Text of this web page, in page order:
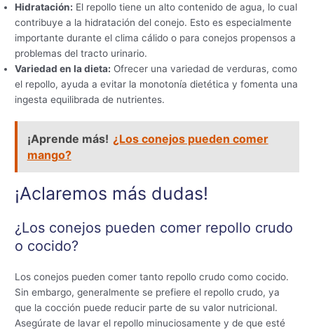
Hidratación: El repollo tiene un alto contenido de agua, lo cual
contribuye a la hidratación del conejo. Esto es especialmente
importante durante el clima cálido o para conejos propensos a
problemas del tracto urinario.
Variedad en la dieta: Ofrecer una variedad de verduras, como
el repollo, ayuda a evitar la monotonía dietética y fomenta una
ingesta equilibrada de nutrientes.
¡Aprende más! ¿Los conejos pueden comer
mango?
¡Aclaremos más dudas!
¿Los conejos pueden comer repollo crudo
o cocido?
Los conejos pueden comer tanto repollo crudo como cocido.
Sin embargo, generalmente se prefiere el repollo crudo, ya
que la cocción puede reducir parte de su valor nutricional.
Asegúrate de lavar el repollo minuciosamente y de que esté